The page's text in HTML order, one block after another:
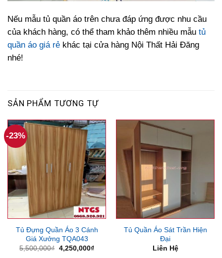
Nếu mẫu tủ quần áo trên chưa đáp ứng được nhu cầu
của khách hàng, có thể tham khảo thêm nhiều mẫu tủ
quần áo giá rẻ khác tại cửa hàng Nội Thất Hải Đăng
nhé!
SẢN PHẨM TƯƠNG TỰ
-23%
Tủ Đựng Quần Áo 3 Cánh
Giá Xưởng TQA043
5,500,000₫ Giá
4,250,000₫Giá
Tủ Quần Áo Sát Trần Hiện
Đại
Liên Hệ